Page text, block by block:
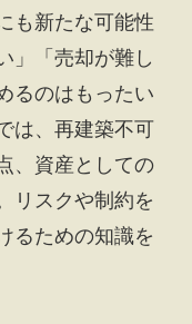
も新たな可能性
」「売却が難し
るのはもったい
は、再建築不可
、資産としての
リスクや制約を
るための知識を